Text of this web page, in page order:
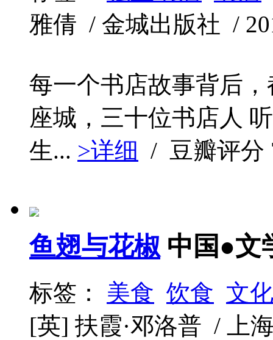
雅倩 / 金城出版社 /
每一个书店故事背后
座城，三十位书店人
生... >详细 / 豆瓣评分
鱼翅与花椒 中国●文
标签： 美食 饮食 文化
[英] 扶霞·邓洛普 / 上